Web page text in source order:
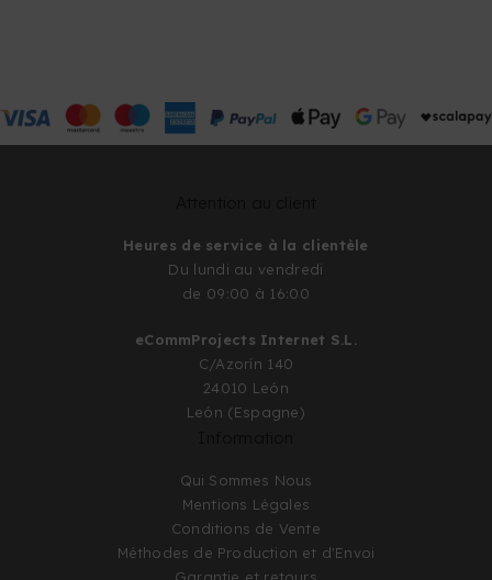
Heures de service à la clientèle
Du lundi au vendredi
de 09:00 à 16:00
eCommProjects Internet S.L.
C/Azorín 140
24010 León
León (Espagne)
Qui Sommes Nous
Mentions Légales
Conditions de Vente
Méthodes de Production et d'Envoi
Garantie et retours